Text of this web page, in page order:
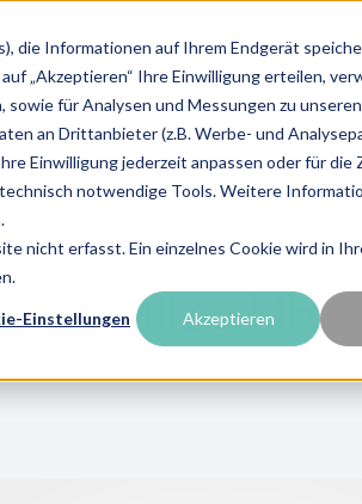
die Informationen auf Ihrem Endgerät
„Akzeptieren“ Ihre Einwilligung erteilen,
für Analysen und Messungen zu
an Drittanbieter (z.B. Werbe- und
Einwilligung jederzeit anpassen oder für die
notwendige Tools. Weitere
.
nicht erfasst. Ein einzelnes Cookie wird in
Einstellungen Akzeptieren
Partnerlösungen Ressourcen
Die
Realize-HR